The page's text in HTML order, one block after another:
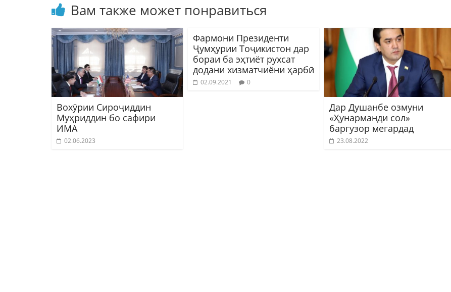
Вам также может понравиться
Вохӯрии Сироҷиддин
Муҳриддин бо cафири
ИМА
02.06.2023
Фармони Президенти
Ҷумҳурии Тоҷикистон дар
бораи ба эҳтиёт рухсат
додани хизматчиёни ҳарбӣ
02.09.2021 0
Дар Душанбе озмуни
«Ҳунарманди сол»
баргузор мегардад
23.08.2022